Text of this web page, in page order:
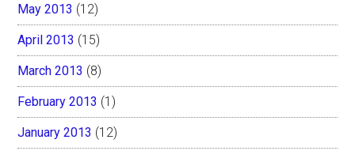
May 2013 (12)
April 2013 (15)
March 2013 (8)
February 2013 (1)
January 2013 (12)